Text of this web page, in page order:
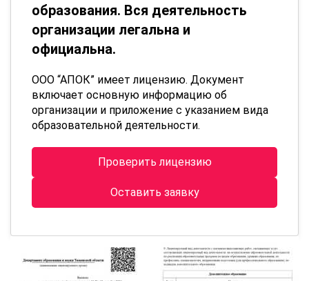
образования. Вся деятельность
организации легальна и
официальна.
ООО “АПОК” имеет лицензию. Документ
включает основную информацию об
организации и приложение с указанием вида
образовательной деятельности.
Проверить лицензию
Оставить заявку